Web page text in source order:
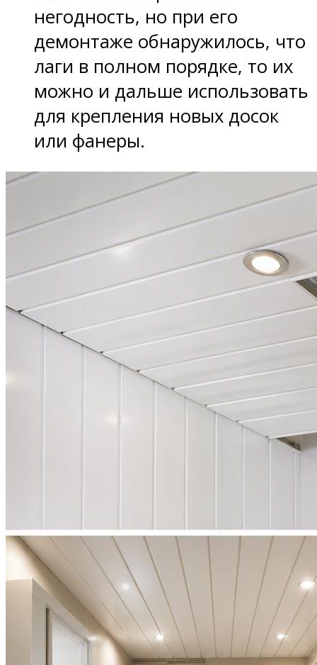
негодность, но при его
демонтаже обнаружилось, что
лаги в полном порядке, то их
можно и дальше использовать
для крепления новых досок
или фанеры.